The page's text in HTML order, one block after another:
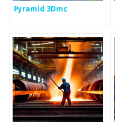
Pyramid 3Dmc